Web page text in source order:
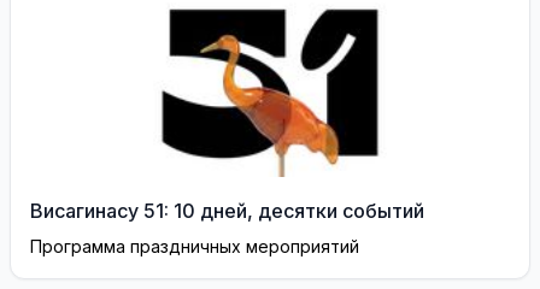
Висагинасу 51: 10 дней, десятки событий
Программа праздничных мероприятий